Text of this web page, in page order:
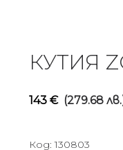
КУТИЯ
143 € (279.68
Код:130803